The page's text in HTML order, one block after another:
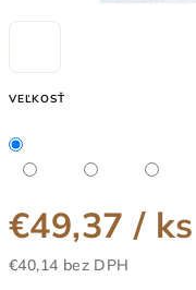
VEĽKOSŤ
€49,37 / ks
€40,14 bez DPH